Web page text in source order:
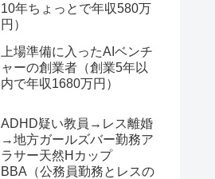
10年ちょっとで年収580万
円）
上場準備に入ったAIベンチ
ャーの創業者（創業5年以
内で年収1680万円）
ADHD疑い教員→レス離婚
→地方ガールズバー勤務ア
ラサー天然Hカップ
BBA（公務員勤務とレスの